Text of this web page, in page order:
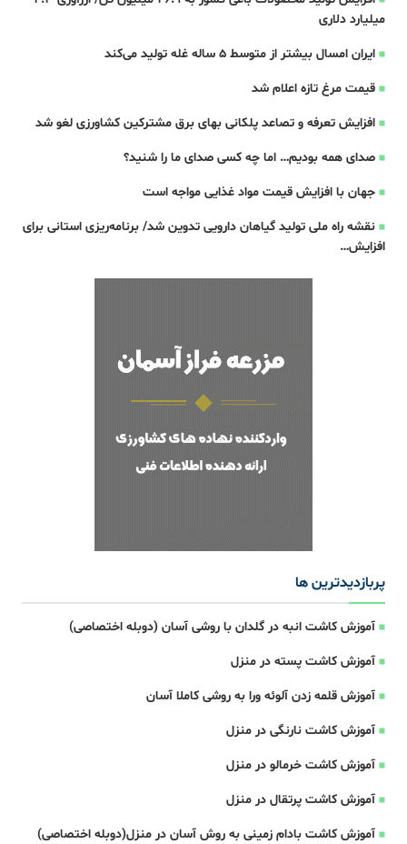
میلیارد دلاری
ایران امسال بیشتر از متوسط 5 ساله غله تولید می‌کند
قیمت مرغ تازه اعلام شد
افزایش تعرفه و تصاعد پلکانی بهای برق مشترکین کشاورزی لغو شد
صدای همه بودیم… اما چه کسی صدای ما را شنید؟
جهان با افزایش قیمت مواد غذایی مواجه است
نقشه راه ملی تولید گیاهان دارویی تدوین شد/ برنامه‌ریزی استانی برای
افزایش…
پربازدیدترین ها
آموزش کاشت انبه در گلدان با روشی آسان (دوبله اختصاصی)
آموزش کاشت پسته در منزل
آموزش قلمه زدن آلوئه ورا به روشی کاملا آسان
آموزش کاشت نارنگی در منزل
آموزش کاشت خرمالو در منزل
آموزش کاشت پرتقال در منزل
آموزش کاشت بادام زمینی به روش آسان در منزل(دوبله اختصاصی)